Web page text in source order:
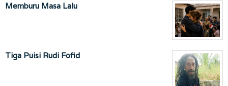
Memburu Masa Lalu
Tiga Puisi Rudi Fofid